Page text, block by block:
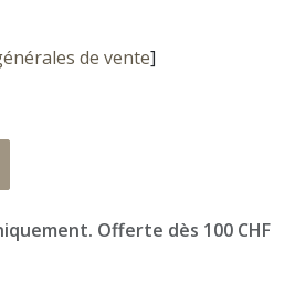
de vente]
Offerte dès 100 CHF